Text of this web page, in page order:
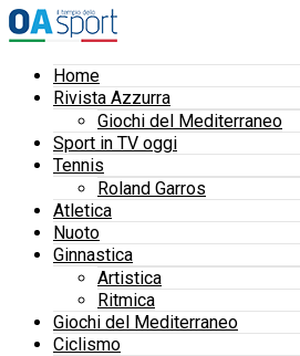
Home
Rivista Azzurra
Giochi del Mediterraneo
Sport in TV oggi
Tennis
Roland Garros
Atletica
Nuoto
Ginnastica
Artistica
Ritmica
Giochi del Mediterraneo
Ciclismo